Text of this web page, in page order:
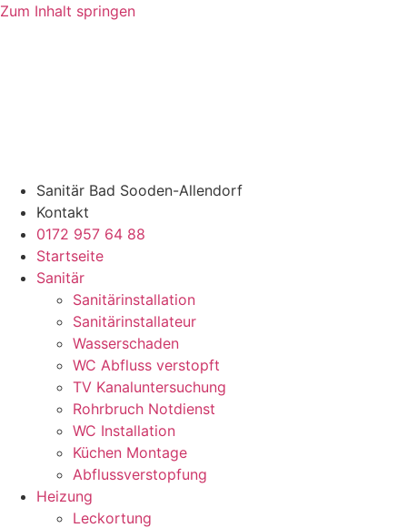
Zum Inhalt springen
Sanitär Bad Sooden-Allendorf
Kontakt
0172 957 64 88
Startseite
Sanitär
Sanitärinstallation
Sanitärinstallateur
Wasserschaden
WC Abfluss verstopft
TV Kanaluntersuchung
Rohrbruch Notdienst
WC Installation
Küchen Montage
Abflussverstopfung
Heizung
Leckortung